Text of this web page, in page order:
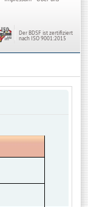
Der BDSF ist zertifiziert
nach ISO 9001:2015